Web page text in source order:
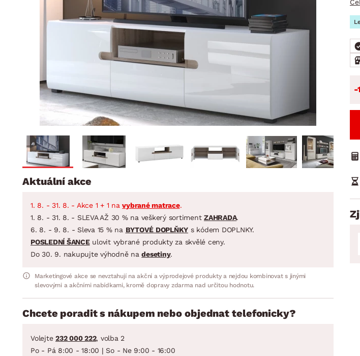
Dětský pokoj
Zahrada
Domácnost
Přikrývky
Zobrazit vše
STOLOVÁNÍ A VAŘENÍ
Jídelní servis
Hrnce
DOMÁCÍ
VELIKONOCE
Koupelnové sestavy
Jídelní sestavy
Zahradní sestavy
-
Aktuální akce
1. 8. - 31. 8. - Akce 1 + 1 navybrané matrace.
1. 8. - 31. 8. - SLEVA AŽ 30 % na veškerý sortiment ZAHRADA.
6. 8. - 9. 8. - Sleva 15 % na BYTOVÉ DOPLŇKY s kódem DOPLNKY.
POSLEDNÍ ŠANCEulovit vybrané produkty za skvělé ceny.
Do 30. 9. nakupujte výhodně nadesetiny.
Marketingové akce se nevztahují na akční a výprodejové produkty a nejdou kombinovat s jinými
slevovými a akčními nabídkami, kromě dopravy zdarma nad určitou hodnotu.
Chcete poradit s nákupem nebo objednat telefonicky?
Volejte 232 000 222, volba 2
Po - Pá 8:00 - 18:00 | So - Ne 9:00 - 16:00